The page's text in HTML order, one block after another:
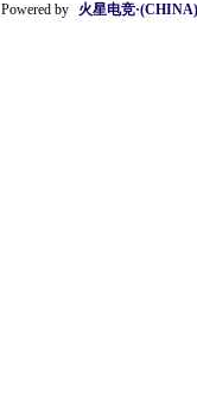
Powered by 火星电竞